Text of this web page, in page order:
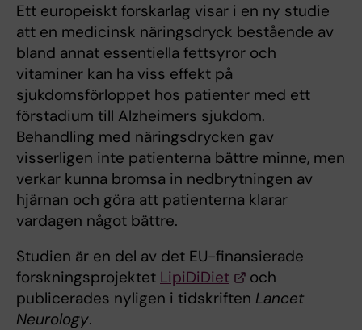
Ett europeiskt forskarlag visar i en ny studie
att en medicinsk näringsdryck bestående av
bland annat essentiella fettsyror och
vitaminer kan ha viss effekt på
sjukdomsförloppet hos patienter med ett
förstadium till Alzheimers sjukdom.
Behandling med näringsdrycken gav
visserligen inte patienterna bättre minne, men
verkar kunna bromsa in nedbrytningen av
hjärnan och göra att patienterna klarar
vardagen något bättre.
Studien är en del av det EU-finansierade
forskningsprojektet LipiDiDiet
och
publicerades nyligen i tidskriften Lancet
Neurology.